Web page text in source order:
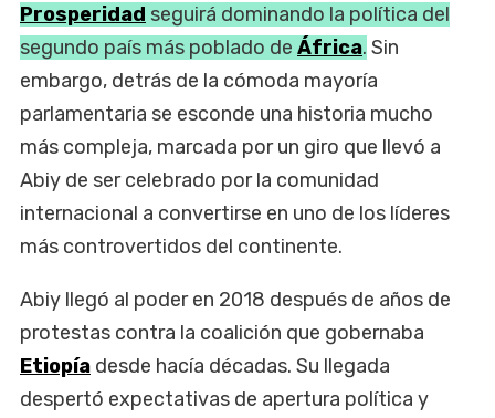
Prosperidad seguirá dominando la política del
segundo país más poblado de África. Sin
embargo, detrás de la cómoda mayoría
parlamentaria se esconde una historia mucho
más compleja, marcada por un giro que llevó a
Abiy de ser celebrado por la comunidad
internacional a convertirse en uno de los líderes
más controvertidos del continente.
Abiy llegó al poder en 2018 después de años de
protestas contra la coalición que gobernaba
Etiopía desde hacía décadas. Su llegada
despertó expectativas de apertura política y